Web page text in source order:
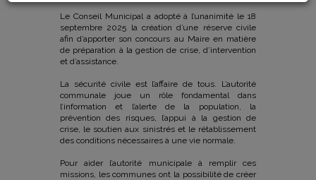
Le Conseil Municipal a adopté à l’unanimité le 18
septembre 2025 la création d’une réserve civile
afin d’apporter son concours au Maire en matière
de préparation à la gestion de crise, d’intervention
et d’assistance.
La sécurité civile est l’affaire de tous. L’autorité
communale joue un rôle fondamental dans
l’information et l’alerte de la population, la
prévention des risques, l’appui à la gestion de
crise, le soutien aux sinistrés et le rétablissement
des conditions nécessaires à une vie normale.
Pour aider l’autorité municipale à remplir ces
missions, les communes ont la possibilité de créer